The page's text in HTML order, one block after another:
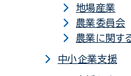
地場産業
農業委員会
農業に関す
中小企業支援